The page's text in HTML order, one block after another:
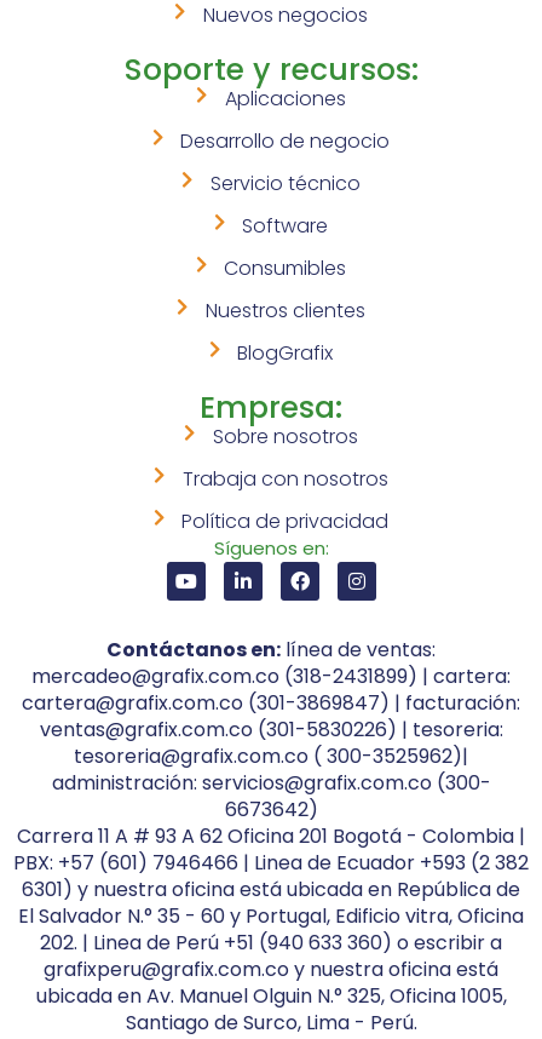
Nuevos negocios
Soporte y recursos:
Aplicaciones
Desarrollo de negocio
Servicio técnico
Software
Consumibles
Nuestros clientes
BlogGrafix
Empresa:
Sobre nosotros
Trabaja con nosotros
Política de privacidad
Síguenos en:
Contáctanos en: línea de ventas:
mercadeo@grafix.com.co (318-2431899) | cartera:
cartera@grafix.com.co (301-3869847) | facturación:
ventas@grafix.com.co (301-5830226) | tesoreria:
tesoreria@grafix.com.co ( 300-3525962)|
administración: servicios@grafix.com.co (300-
6673642)
Carrera 11 A # 93 A 62 Oficina 201 Bogotá - Colombia |
PBX: +57 (601) 7946466 | Linea de Ecuador +593 (2 382
6301) y nuestra oficina está ubicada en República de
El Salvador N.° 35 - 60 y Portugal, Edificio vitra, Oficina
202. | Linea de Perú +51 (940 633 360) o escribir a
grafixperu@grafix.com.co y nuestra oficina está
ubicada en Av. Manuel Olguin N.° 325, Oficina 1005,
Santiago de Surco, Lima - Perú.